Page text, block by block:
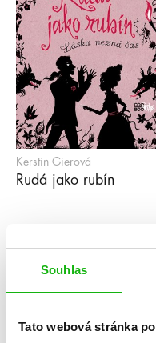
Souhlas
Tato webová stránka
Kerstin Gierová
Rudá jako rubín